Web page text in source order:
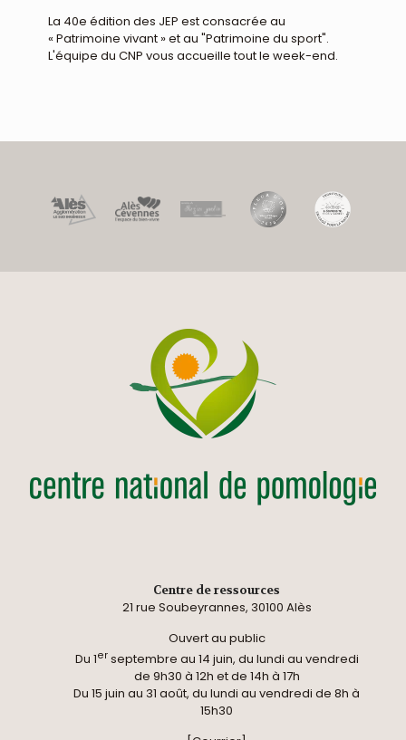
La 40e édition des JEP est consacrée au
« Patrimoine vivant » et au "Patrimoine du sport".
L'équipe du CNP vous accueille tout le week-end.
Centre de ressources
21 rue Soubeyrannes, 30100 Alès
Ouvert au public
Du 1erseptembre au 14 juin, du lundi au vendredi
de 9h30 à 12h et de 14h à 17h
Du 15 juin au 31 août, du lundi au vendredi de 8h à
15h30